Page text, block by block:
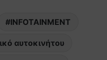
INFOTAINMENT
αυτοκινήτου